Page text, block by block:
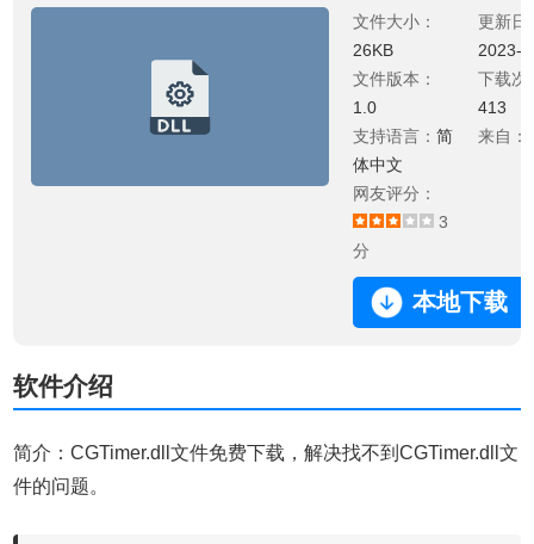
文件大小：
26KB
文件版本：
1.0
支持语言：简
体中文
网友评分：
3
分
更新日
2023-
下载次
413
来自：
本地下载
软件介绍
简介：CGTimer.dll文件免费下载，解决找不到CGTimer.dll文
件的问题。